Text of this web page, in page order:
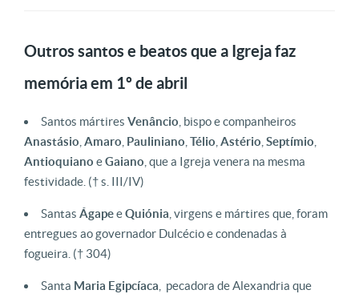
Outros santos e beatos que a Igreja faz
memória em 1º de abril
Santos mártires Venâncio , bispo e companheiros
Anastásio Amaro Pauliniano Télio Astério Septímio
Antioquiano eGaiano , que a Igreja venera na mesma
festividade. († s. III/IV)
Santas ÁgapeeQuiónia , virgens e mártires que, foram
entregues ao governador Dulcécio e condenadas à
fogueira. († 304)
Santa Maria Egipcíaca , pecadora de Alexandria que